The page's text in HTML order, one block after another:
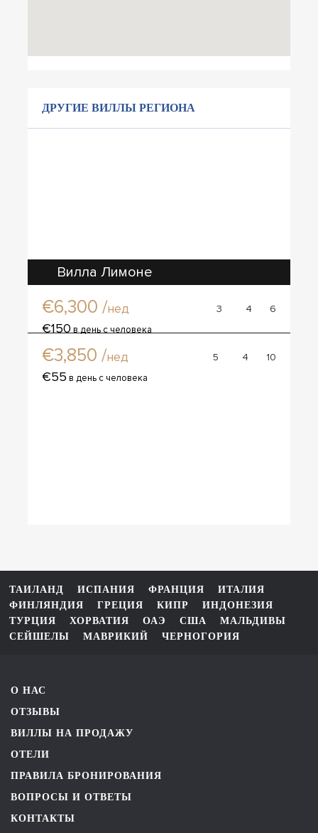
ДРУГИЕ ВИЛЛЫ РЕГИОНА
Вилла Лимоне
€6,300 /нед 3 4 6
€150 в день с человека
Вилла Герда
€3,850 /нед 5 4 10
€55 в день с человека
ТАИЛАНД ИСПАНИЯ ФРАНЦИЯ
ИТАЛИЯ
ФИНЛЯНДИЯ
ГРЕЦИЯ КИПР
ИНДОНЕЗИЯ
ТУРЦИЯ
ХОРВАТИЯ ОАЭ США
МАЛЬДИВЫ
СЕЙШЕЛЫ
МАВРИКИЙ ЧЕРНОГОРИЯ
О НАС
ОТЗЫВЫ
ВИЛЛЫ НА ПРОДАЖУ
ОТЕЛИ
ПРАВИЛА БРОНИРОВАНИЯ
ВОПРОСЫ И ОТВЕТЫ
КОНТАКТЫ